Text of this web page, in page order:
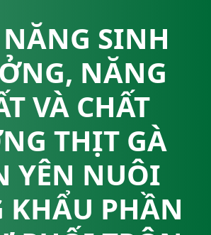
SINH
NĂNG
VÀ CHẤT
THỊT GÀ
YÊN NUÔI
KHẨU PHẦN